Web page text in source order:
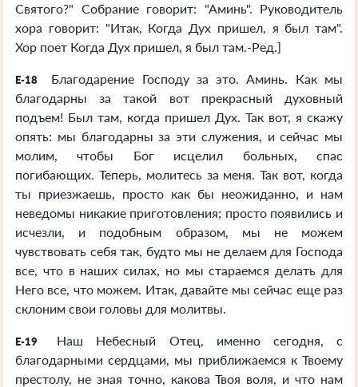
Святого?" Собрание говорит: "Аминь". Руководитель
хора говорит: "Итак, Когда Дух пришел, я был там".
Хор поет Когда Дух пришел, я был там.-Ред.]
E-18
Благодарение Господу за это. Аминь. Как мы
благодарны за такой вот прекрасный духовный
подъем! Был там, когда пришел Дух. Так вот, я скажу
опять: мы благодарны за эти служения, и сейчас мы
молим, чтобы Бог исцелил больных, спас
погибающих. Теперь, молитесь за меня. Так вот, когда
ты приезжаешь, просто как бы неожиданно, и нам
неведомы никакие приготовления; просто появились и
исчезли, и подобным образом, мы не можем
чувствовать себя так, будто мы не делаем для Господа
все, что в наших силах, но мы стараемся делать для
Него все, что можем. Итак, давайте мы сейчас еще раз
склоним свои головы для молитвы.
E-19
Наш Небесный Отец, именно сегодня, с
благодарными сердцами, мы приближаемся к Твоему
престолу, не зная точно, какова Твоя воля, и что нам